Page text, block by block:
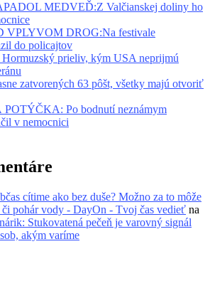
MEDVEĎ:Z Valčianskej doliny ho
VPLYVOM DROG:Na festivale
do policajtov
prieliv, kým USA neprijmú
zatvorených 63 pôšt, všetky majú otvoriť
Po bodnutí neznámym
v nemocnici
cítime ako bez duše? Možno za to môže
či pohár vody - DayOn - Tvoj čas vedieť na
Stukovatená pečeň je varovný signál
akým varíme